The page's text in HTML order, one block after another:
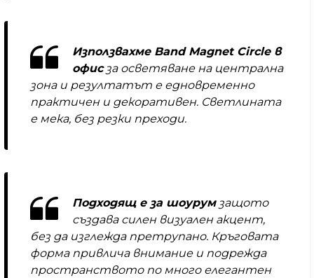
Използвахме Band Magnet Circle в
офисза осветяване на централна
зона и резултатът е едновременно
практичен и декоративен. Светлината
е мека, без резки преходи.
Подходящ е за шоурумзащото
създава силен визуален акцент,
без да изглежда претрупано. Кръговата
форма привлича внимание и подрежда
пространството по много елегантен